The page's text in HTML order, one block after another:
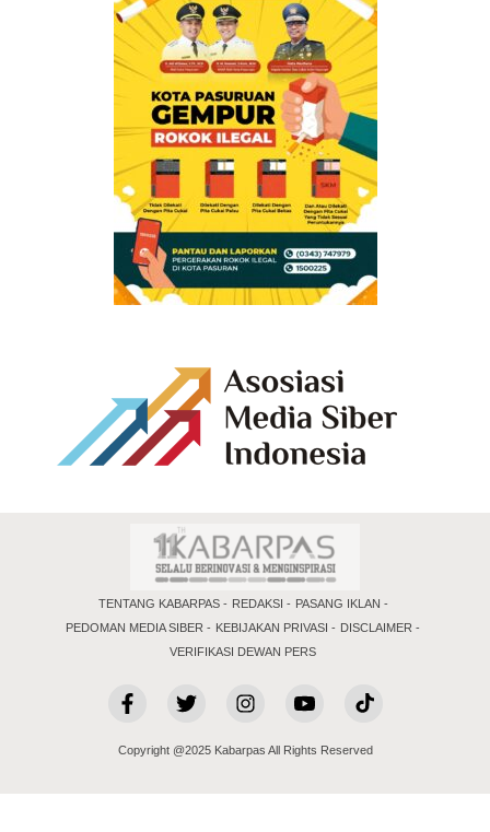
TENTANG KABARPAS REDAKSI
PASANG IKLAN
PEDOMAN MEDIA SIBER
KEBIJAKAN PRIVASI
DISCLAIMER
VERIFIKASI DEWAN PERS
Copyright @2025 Kabarpas All Rights Reserved